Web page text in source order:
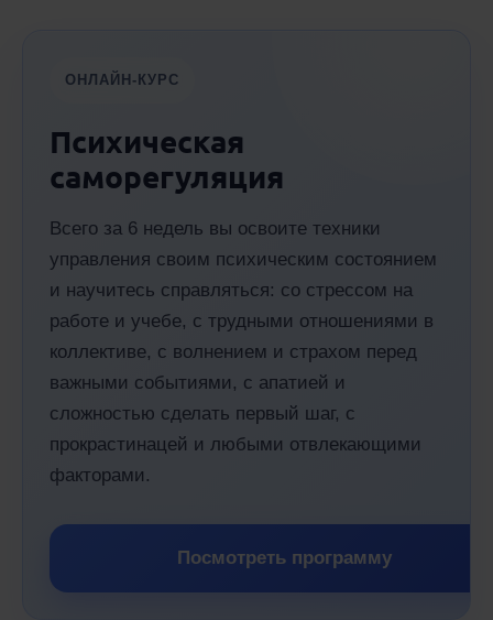
ОНЛАЙН-КУРС
Психическая
саморегуляция
Всего за 6 недель вы освоите техники
управления своим психическим состоянием
и научитесь справляться: со стрессом на
работе и учебе, с трудными отношениями в
коллективе, с волнением и страхом перед
важными событиями, с апатией и
сложностью сделать первый шаг, с
прокрастинацей и любыми отвлекающими
факторами.
Посмотреть программу